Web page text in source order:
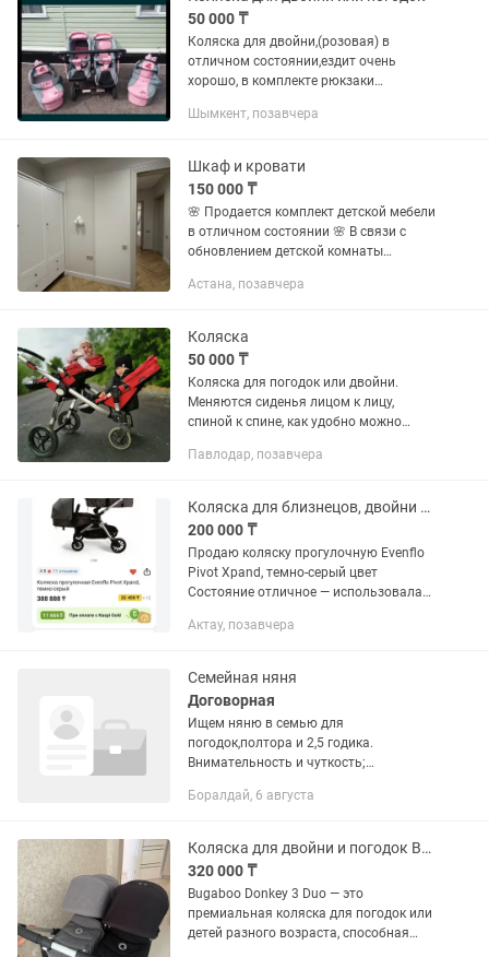
50 000 ₸
Коляска для двойни,(розовая) в
отличном состоянии,ездит очень
хорошо, в комплекте рюкзаки
пользавились аккуратно, все
посмотреть.
Шымкент, позавчера
Шкаф и кровати
150 000 ₸
🌸 Продается комплект детской мебели
в отличном состоянии 🌸 В связи с
обновлением детской комнаты
— вместительный, удобный, с полками
Астана, позавчера
Коляска
50 000 ₸
Коляска для погодок или двойни.
Меняются сиденья лицом к лицу,
спиной к спине, как удобно можно
Пользовались стабильно, очень
Павлодар, позавчера
Коляска для близнецов, двойни или погодок
200 000 ₸
Продаю коляску прогулочную Evenflo
Pivot Xpand, темно-серый цвет
Состояние отличное — использовалась
квартире. Все механизмы работают
Актау, позавчера
Семейная няня
Договорная
Ищем няню в семью для
погодок,полтора и 2,5 годика.
Внимательность и чуткость;
детских учреждениях; Умение
Любовь к детям и...
Боралдай, 6 августа
Коляска для двойни и погодок Bugaboo Donkey 3
320 000 ₸
Bugaboo Donkey 3 Duo — это
премиальная коляска для погодок или
детей разного возраста, способная